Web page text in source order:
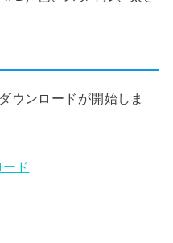
ウンロードが開始しま
ド